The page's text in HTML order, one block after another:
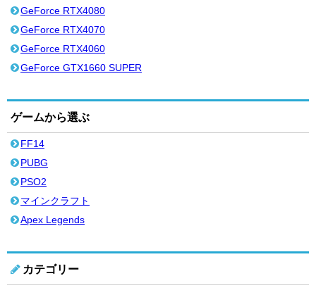
カテゴリー
GeForce RTX4080
GeForce RTX4070
GeForce RTX4060
GeForce GTX1660 SUPER
ゲームから選ぶ
FF14
PUBG
PSO2
マインクラフト
Apex Legends